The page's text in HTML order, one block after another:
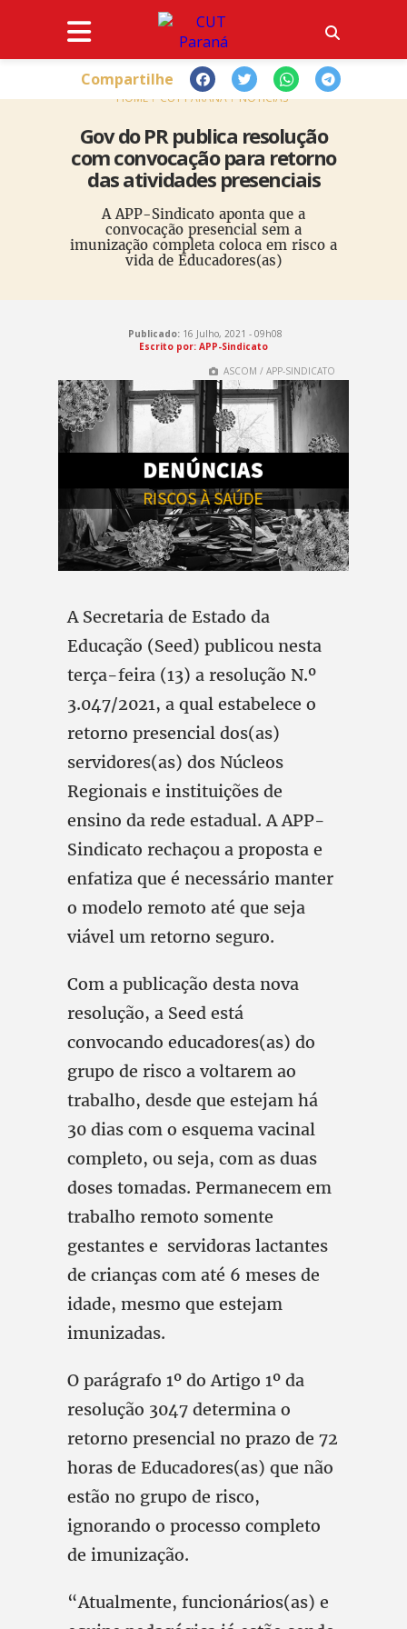
HOME CUT PARANÁ NOTÍCIAS
Gov do PR publica resolução
com convocação para retorno
das atividades presenciais
A APP-Sindicato aponta que a
convocação presencial sem a
imunização completa coloca em risco a
vida de Educadores(as)
Compartilhe
Publicado:16 Julho, 2021 - 09h08
Escrito por: APP-Sindicato
ASCOM / APP-SINDICATO
A Secretaria de Estado da
Educação (Seed) publicou nesta
terça-feira (13) a resolução N.º
3.047/2021, a qual estabelece o
retorno presencial dos(as)
servidores(as) dos Núcleos
Regionais e instituições de
ensino da rede estadual. A APP-
Sindicato rechaçou a proposta e
enfatiza que é necessário manter
o modelo remoto até que seja
viável um retorno seguro.
Com a publicação desta nova
resolução, a Seed está
convocando educadores(as) do
grupo de risco a voltarem ao
trabalho, desde que estejam há
30 dias com o esquema vacinal
completo, ou seja, com as duas
doses tomadas. Permanecem em
trabalho remoto somente
gestantes e servidoras lactantes
de crianças com até 6 meses de
idade, mesmo que estejam
imunizadas.
O parágrafo 1º do Artigo 1º da
resolução 3047 determina o
retorno presencial no prazo de 72
horas de Educadores(as) que não
estão no grupo de risco,
ignorando o processo completo
de imunização.
“Atualmente, funcionários(as) e